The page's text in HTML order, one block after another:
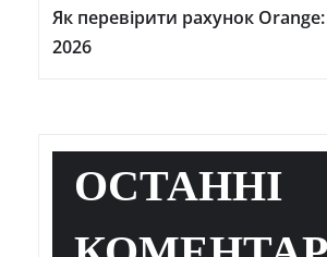
Як перевірити рахунок
2026
ОСТАННІ